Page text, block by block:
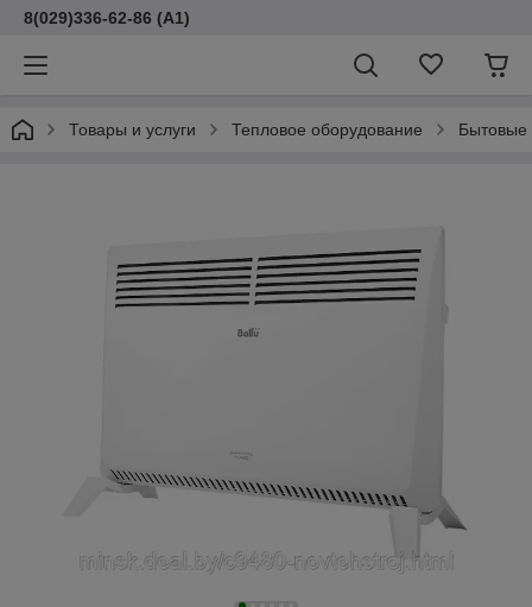
8(029)336-62-86 (A1)
Товары и услуги Тепловое оборудование Бытовые